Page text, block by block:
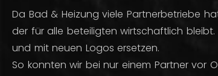
Da Bad & Heizung viele Partnerbetriebe
der für alle beteiligten wirtschaftlich
und mit neuen Logos ersetzen.
So konnten wir bei nur einem Partner vor